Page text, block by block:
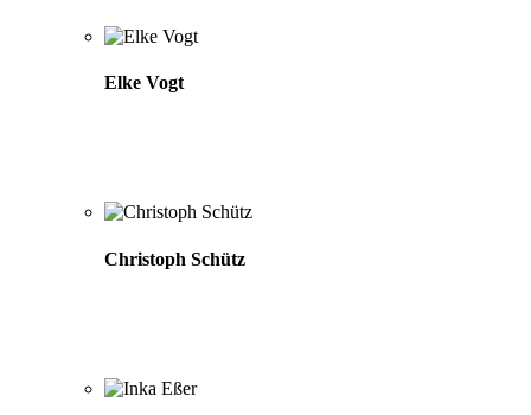
Elke Vogt
Christoph Schütz